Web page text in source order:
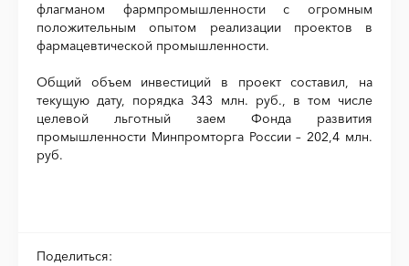
флагманом фармпромышленности с огромным
положительным опытом реализации проектов в
фармацевтической промышленности.
Общий объем инвестиций в проект составил, на
текущую дату, порядка 343 млн. руб., в том числе
целевой льготный заем Фонда развития
промышленности Минпромторга России – 202,4 млн.
руб.
Поделиться: